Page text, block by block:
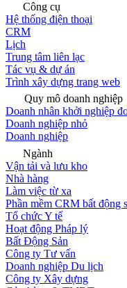
Công cụ
Hệ thống điện thoại
CRM
Lịch
Trung tâm liên lạc
Tác vụ & dự án
Trình xây dựng trang web
Quy mô doanh nghiệp
Doanh nhân khởi nghiệp
Doanh nghiệp nhỏ
Doanh nghiệp
Ngành
Vận tải và lưu kho
Nhà hàng
Làm việc từ xa
Phần mềm CRM bất động
Tổ chức Y tế
Hoạt động Pháp lý
Bất Động Sản
Công ty Tư vấn
Doanh nghiệp Du lịch
Công ty Xây dựng